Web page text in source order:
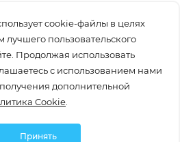
cookie-файлы в целях
лучшего пользовательского
Продолжая использовать
с использованием нами
дополнительной
Cookie
Принять